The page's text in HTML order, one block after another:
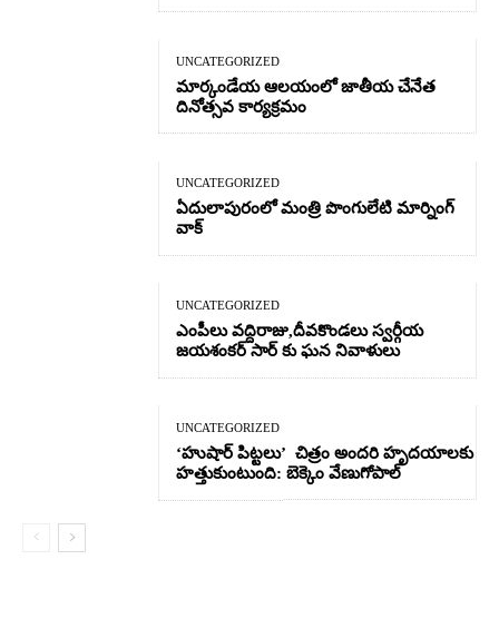
UNCATEGORIZED
మార్కండేయ ఆలయంలో జాతీయ చేనేత
దినోత్సవ కార్యక్రమం
UNCATEGORIZED
ఏదులాపురంలో మంత్రి పొంగులేటి మార్నింగ్
వాక్
UNCATEGORIZED
ఎంపీలు వద్దిరాజు,దీవకొండలు స్వర్గీయ
జయశంకర్ సార్ కు ఘన నివాళులు
UNCATEGORIZED
‘హుషార్‌ పిట్టలు’ చిత్రం అందరి హృదయాలకు
హత్తుకుంటుంది: బెక్కెం వేణుగోపాల్‌